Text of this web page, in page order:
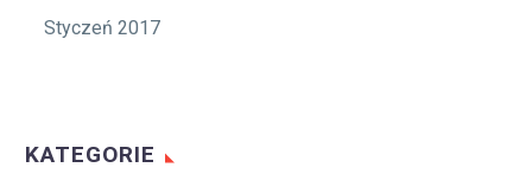
Styczeń 2017
KATEGORIE